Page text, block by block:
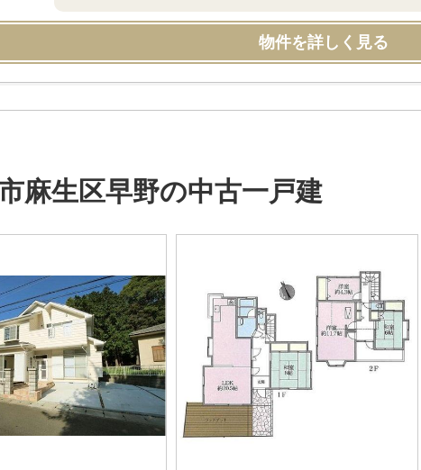
物件を詳しく見る
麻生区早野の中古一戸建